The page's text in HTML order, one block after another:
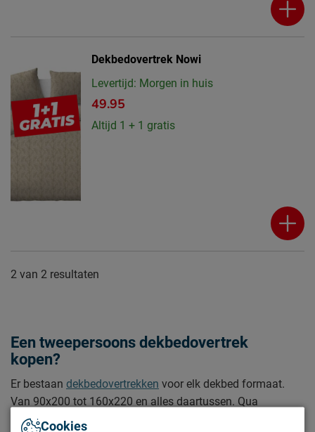
Dekbedovertrek Nowi
Levertijd: Morgen in huis
49.95
Altijd 1 + 1 gratis
2 van 2 resultaten
Een tweepersoons dekbedovertrek
kopen?
Er bestaan dekbedovertrekken voor elk dekbed formaat.
Van 90x200 tot 160x220 en alles daartussen. Qua
materiaal kun je kiezen uit katoen, katoen satijn, flanel,
Cookies